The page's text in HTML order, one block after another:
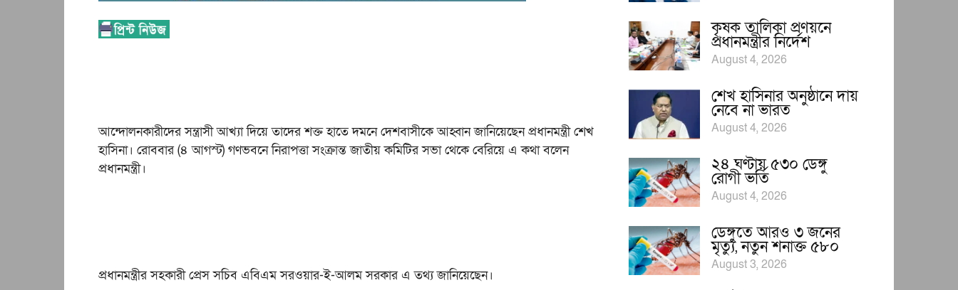
আন্দোলনকারীদের সন্ত্রাসী আখ্যা দিয়ে তাদের শক্ত হাতে দমনে দেশবাসীকে আহ্বান জানিয়েছেন প্রধানমন্ত্রী শেখ
হাসিনা। রোববার (৪ আগস্ট) গণভবনে নিরাপত্তা সংক্রান্ত জাতীয় কমিটির সভা থেকে বেরিয়ে এ কথা বলেন
প্রধানমন্ত্রী।
প্রধানমন্ত্রীর সহকারী প্রেস সচিব এবিএম সরওয়ার-ই-আলম সরকার এ তথ্য জানিয়েছেন।
কৃষক তালিকা প্রণয়নে
প্রধানমন্ত্রীর নির্দেশ
August 4, 2026
শেখ হাসিনার অনুষ্ঠানে দায়
নেবে না ভারত
August 4, 2026
২৪ ঘণ্টায় ৫৩০ ডেঙ্গু
রোগী ভর্তি
August 4, 2026
ডেঙ্গুতে আরও ৩ জনের
মৃত্যু, নতুন শনাক্ত ৫৮০
August 3, 2026